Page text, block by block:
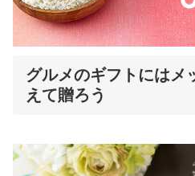
グルメのギフトにはメ
えて贈ろう